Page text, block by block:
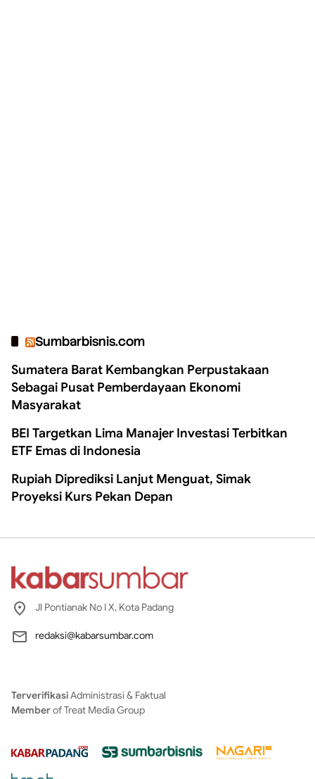
Sumbarbisnis.com
Sumatera Barat Kembangkan Perpustakaan
Sebagai Pusat Pemberdayaan Ekonomi
Masyarakat
BEI Targetkan Lima Manajer Investasi Terbitkan
ETF Emas di Indonesia
Rupiah Diprediksi Lanjut Menguat, Simak
Proyeksi Kurs Pekan Depan
Jl Pontianak No I X, Kota Padang
redaksi@kabarsumbar.com
TerverifikasiAdministrasi & Faktual
Memberof Treat Media Group